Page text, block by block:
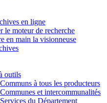
en ligne
le moteur de recherche
en main la visionneuse
outils
Communs à tous les producteurs
Communes et intercommunalités
Services du Département